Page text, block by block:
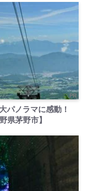
PR
パノラマに感動！
県茅野市】